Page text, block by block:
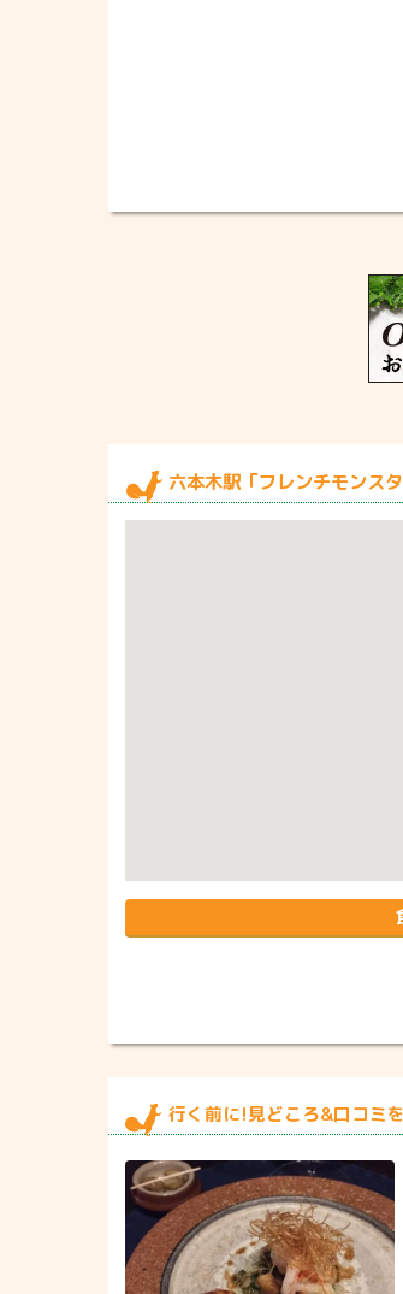
六本木駅「フレンチモンス
行く前に!見どころ&口コミ